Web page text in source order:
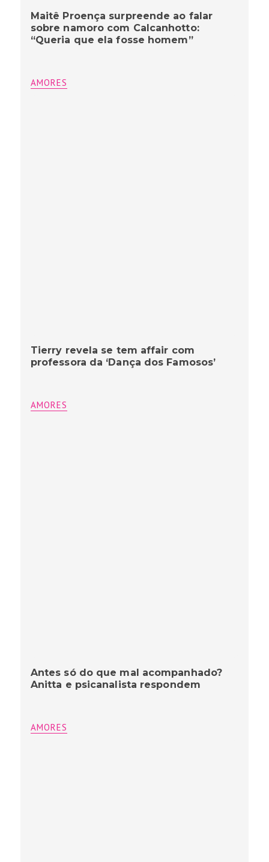
Maitê Proença surpreende ao falar
sobre namoro com Calcanhotto:
“Queria que ela fosse homem”
AMORES
Tierry revela se tem affair com
professora da ‘Dança dos Famosos’
AMORES
Antes só do que mal acompanhado?
Anitta e psicanalista respondem
AMORES